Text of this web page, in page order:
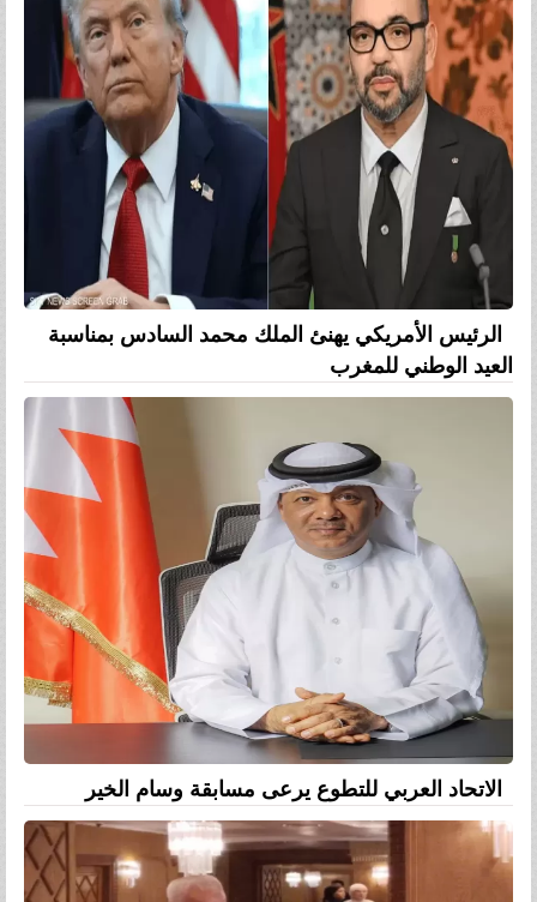
الرئيس الأمريكي يهنئ الملك محمد السادس بمناسبة
العيد الوطني للمغرب
الاتحاد العربي للتطوع يرعى مسابقة وسام الخير